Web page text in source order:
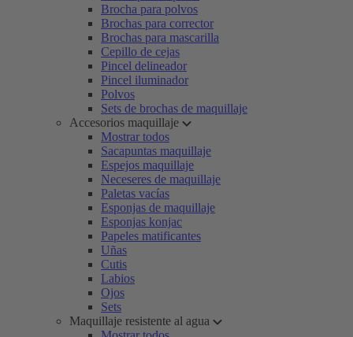
Brocha para polvos
Brochas para corrector
Brochas para mascarilla
Cepillo de cejas
Pincel delineador
Pincel iluminador
Polvos
Sets de brochas de maquillaje
Accesorios maquillaje
Mostrar todos
Sacapuntas maquillaje
Espejos maquillaje
Neceseres de maquillaje
Paletas vacías
Esponjas de maquillaje
Esponjas konjac
Papeles matificantes
Uñas
Cutis
Labios
Ojos
Sets
Maquillaje resistente al agua